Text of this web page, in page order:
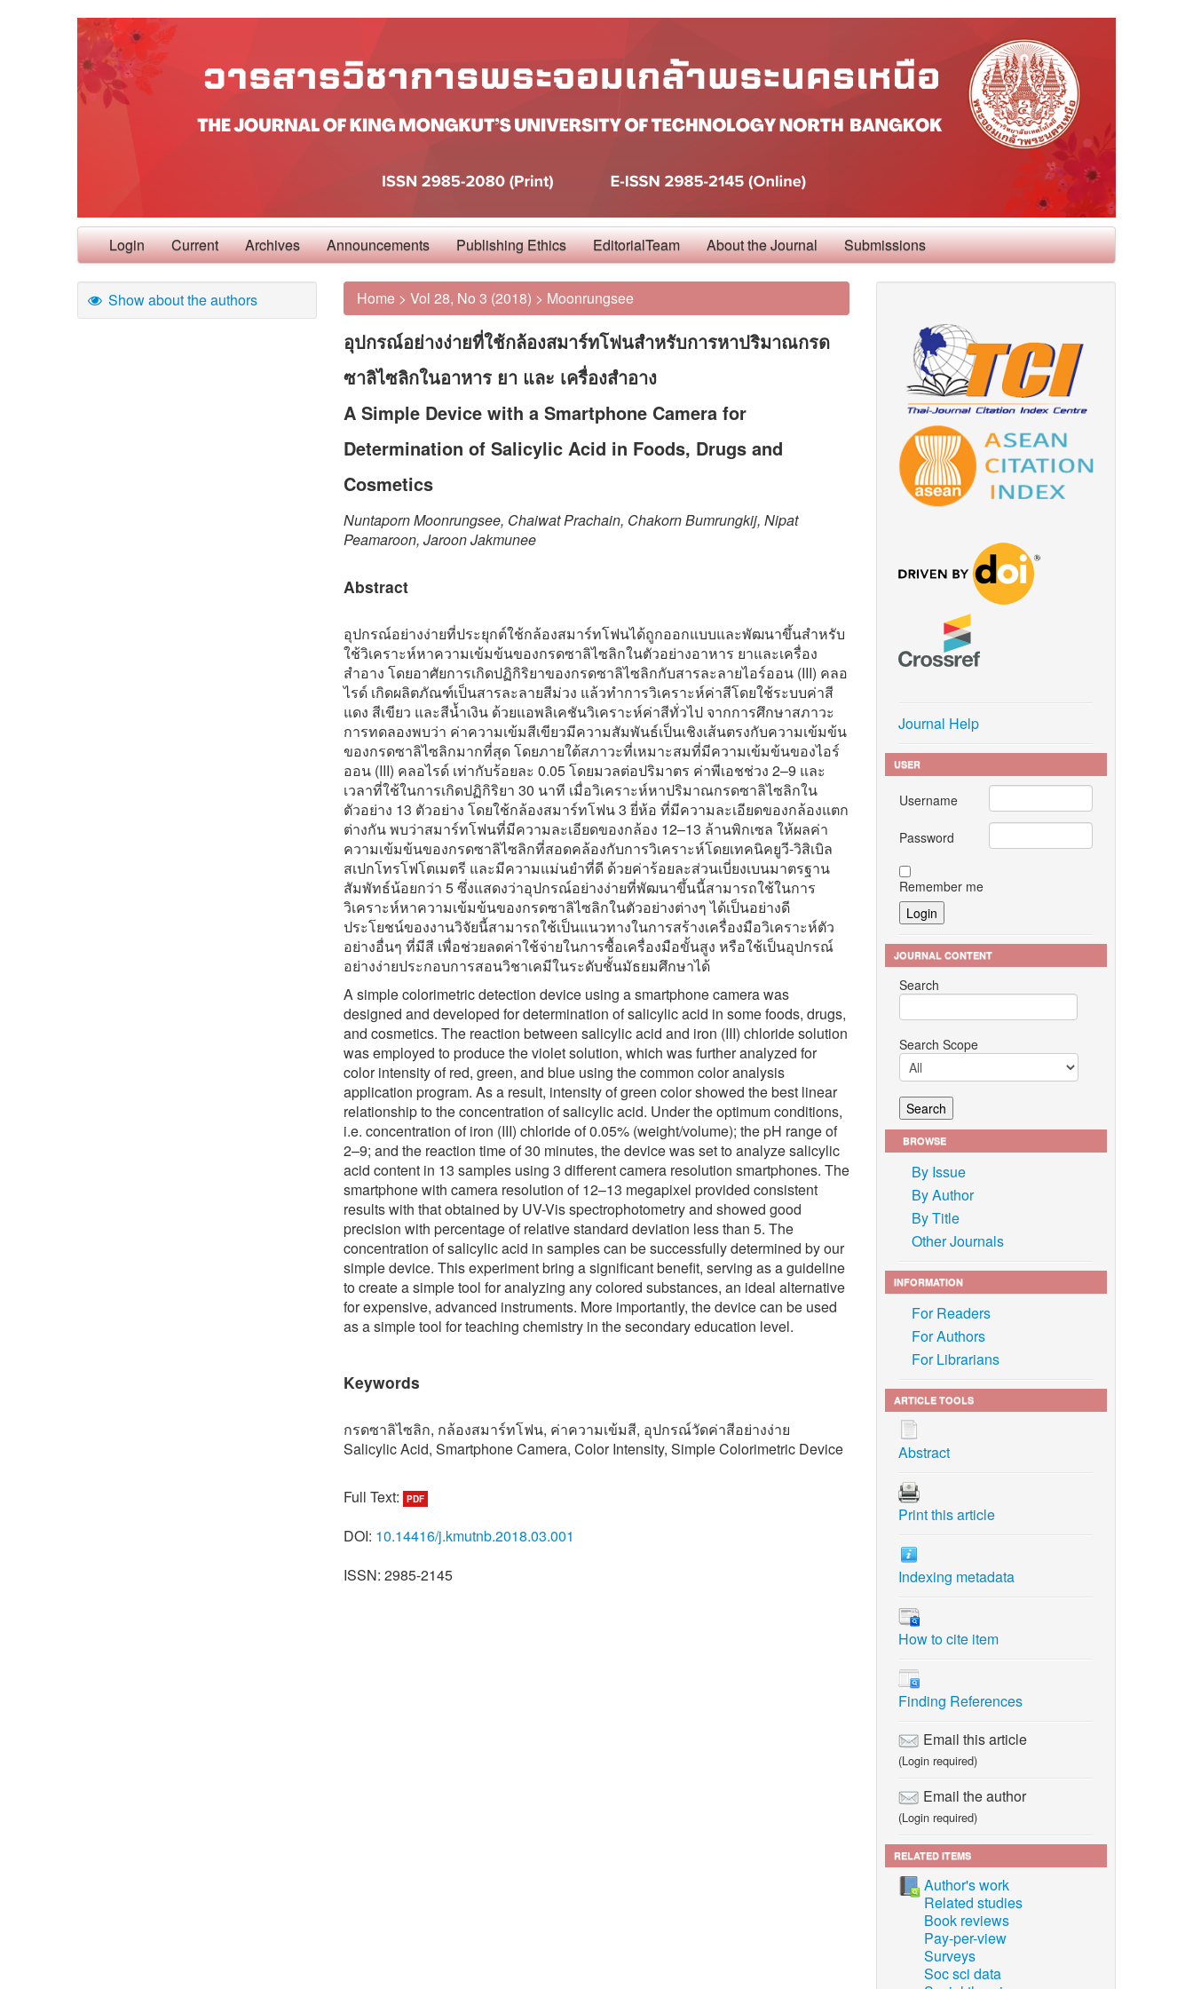
Login Current Archives Announcements Publishing Ethics EditorialTeam About the Journal Submissions
Show about the authors Home > Vol 28, No 3 (2018) > Moonrungsee
อุปกรณ์อย่างง่ายที่ใช้กล้องสมาร์ทโฟนสำหรับการหาปริมาณกรด
ซาลิไซลิกในอาหาร ยา และ เครื่องสำอาง
A Simple Device with a Smartphone Camera for
Determination of Salicylic Acid in Foods, Drugs and
Cosmetics
Nuntaporn Moonrungsee, Chaiwat Prachain, Chakorn Bumrungkij, Nipat
Peamaroon, Jaroon Jakmunee
Abstract
อุปกรณ์อย่างง่ายที่ประยุกต์ใช้กล้องสมาร์ทโฟนได้ถูกออกแบบและพัฒนาขึ้นสำหรับ
ใช้วิเคราะห์หาความเข้มข้นของกรดซาลิไซลิกในตัวอย่างอาหาร ยาและเครื่อง
สำอาง โดยอาศัยการเกิดปฏิกิริยาของกรดซาลิไซลิกกับสารละลายไอร์ออน (III) คลอ
ไรด์ เกิดผลิตภัณฑ์เป็นสารละลายสีม่วง แล้วทำการวิเคราะห์ค่าสีโดยใช้ระบบค่าสี
แดง สีเขียว และสีน้ำเงิน ด้วยแอพลิเคชันวิเคราะห์ค่าสีทั่วไป จากการศึกษาสภาวะ
การทดลองพบว่า ค่าความเข้มสีเขียวมีความสัมพันธ์เป็นเชิงเส้นตรงกับความเข้มข้น
ของกรดซาลิไซลิกมากที่สุด โดยภายใต้สภาวะที่เหมาะสมที่มีความเข้มข้นของไอร์
ออน (III) คลอไรด์ เท่ากับร้อยละ 0.05 โดยมวลต่อปริมาตร ค่าพีเอชช่วง 2–9 และ
เวลาที่ใช้ในการเกิดปฏิกิริยา 30 นาที เมื่อวิเคราะห์หาปริมาณกรดซาลิไซลิกใน
ตัวอย่าง 13 ตัวอย่าง โดยใช้กล้องสมาร์ทโฟน 3 ยี่ห้อ ที่มีความละเอียดของกล้องแตก
ต่างกัน พบว่าสมาร์ทโฟนที่มีความละเอียดของกล้อง 12–13 ล้านพิกเซล ให้ผลค่า
ความเข้มข้นของกรดซาลิไซลิกที่สอดคล้องกับการวิเคราะห์โดยเทคนิคยูวี-วิสิเบิล
สเปกโทรโฟโตเมตรี และมีความแม่นยำที่ดี ด้วยค่าร้อยละส่วนเบี่ยงเบนมาตรฐาน
สัมพัทธ์น้อยกว่า 5 ซึ่งแสดงว่าอุปกรณ์อย่างง่ายที่พัฒนาขึ้นนี้สามารถใช้ในการ
วิเคราะห์หาความเข้มข้นของกรดซาลิไซลิกในตัวอย่างต่างๆ ได้เป็นอย่างดี
ประโยชน์ของงานวิจัยนี้สามารถใช้เป็นแนวทางในการสร้างเครื่องมือวิเคราะห์ตัว
อย่างอื่นๆ ที่มีสี เพื่อช่วยลดค่าใช้จ่ายในการซื้อเครื่องมือขั้นสูง หรือใช้เป็นอุปกรณ์
อย่างง่ายประกอบการสอนวิชาเคมีในระดับชั้นมัธยมศึกษาได้
A simple colorimetric detection device using a smartphone camera was
designed and developed for determination of salicylic acid in some foods, drugs,
and cosmetics. The reaction between salicylic acid and iron (III) chloride solution
was employed to produce the violet solution, which was further analyzed for
color intensity of red, green, and blue using the common color analysis
application program. As a result, intensity of green color showed the best linear
relationship to the concentration of salicylic acid. Under the optimum conditions,
i.e. concentration of iron (III) chloride of 0.05% (weight/volume); the pH range of
2–9; and the reaction time of 30 minutes, the device was set to analyze salicylic
acid content in 13 samples using 3 different camera resolution smartphones. The
smartphone with camera resolution of 12–13 megapixel provided consistent
results with that obtained by UV-Vis spectrophotometry and showed good
precision with percentage of relative standard deviation less than 5. The
concentration of salicylic acid in samples can be successfully determined by our
simple device. This experiment bring a significant benefit, serving as a guideline
to create a simple tool for analyzing any colored substances, an ideal alternative
for expensive, advanced instruments. More importantly, the device can be used
as a simple tool for teaching chemistry in the secondary education level.
Keywords
กรดซาลิไซลิก, กล้องสมาร์ทโฟน, ค่าความเข้มสี, อุปกรณ์วัดค่าสีอย่างง่าย
Salicylic Acid, Smartphone Camera, Color Intensity, Simple Colorimetric Device
Full Text: PDF
DOI: 10.14416/j.kmutnb.2018.03.001
ISSN: 2985-2145
Journal Help
USER
Username
Password
Remember me
JOURNAL CONTENT
Search
Search Scope
BROWSE
By Issue
By Author
By Title
Other Journals
INFORMATION
For Readers
For Authors
For Librarians
ARTICLE TOOLS
Abstract
Print this article
Indexing metadata
How to cite item
Finding References
Email this article
(Login required)
Email the author
(Login required)
RELATED ITEMS
Author's work
Related studies
Book reviews
Pay-per-view
Surveys
Soc sci data